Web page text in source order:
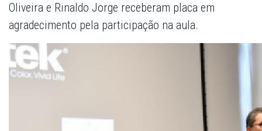
Oliveira e Rinaldo Jorge receberam placa em
agradecimento pela participação na aula.